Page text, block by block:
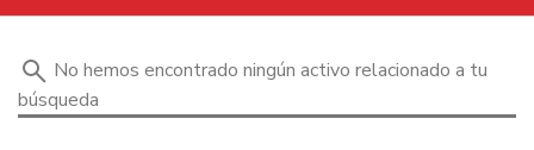
No hemos encontrado ningún activo relacionado a tu
búsqueda